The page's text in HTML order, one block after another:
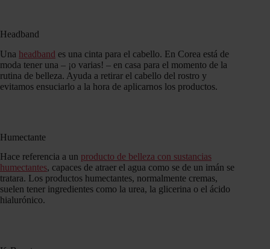
Headband
Una headband es una cinta para el cabello. En Corea está de
moda tener una – ¡o varias! – en casa para el momento de la
rutina de belleza. Ayuda a retirar el cabello del rostro y
evitamos ensuciarlo a la hora de aplicarnos los productos.
Humectante
Hace referencia a un producto de belleza con sustancias
humectantes, capaces de atraer el agua como se de un imán se
tratara. Los productos humectantes, normalmente cremas,
suelen tener ingredientes como la urea, la glicerina o el ácido
hialurónico.